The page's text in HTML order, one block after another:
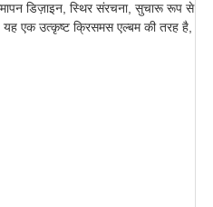
डिज़ाइन, स्थिर संरचना, सुचारू रूप से
एक उत्कृष्ट क्रिसमस एल्बम की तरह है,